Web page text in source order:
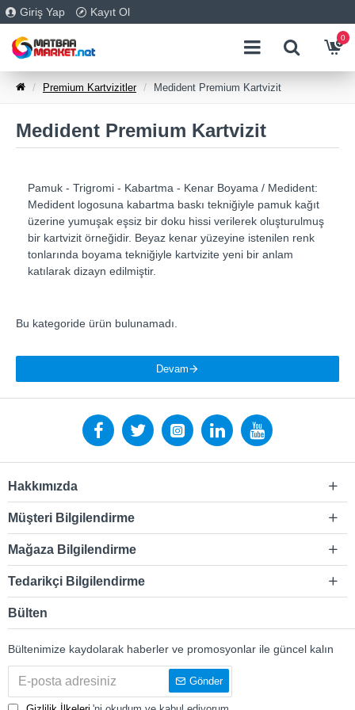
Giriş Yap Kayıt Ol
0
Premium Kartvizitler Medident Premium Kartvizit
Medident Premium Kartvizit
Pamuk - Trigromi - Kabartma - Kenar Boyama / Medident:
Medident logosuna kabartma baskı tekniğiyle pamuk kağıt
üzerine yumuşak eşsiz bir doku hissi verilerek oluşturulmuş
bir kartvizit örneğidir. Beyaz kenar yüzeyine istenilen renk
tonlarında boyama tekniğiyle kartvizite yeni bir anlam
katılarak dizayn edilmiştir.
Bu kategoride ürün bulunamadı.
Devam
Hakkımızda
Müşteri Bilgilendirme
Mağaza Bilgilendirme
Tedarikçi Bilgilendirme
Bülten
Bültenimize kaydolarak haberler ve promosyonlar ile güncel kalın
Gönder